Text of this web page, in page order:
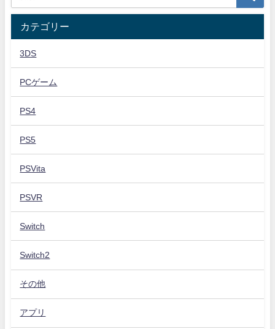
カテゴリー
3DS
PCゲーム
PS4
PS5
PSVita
PSVR
Switch
Switch2
その他
アプリ